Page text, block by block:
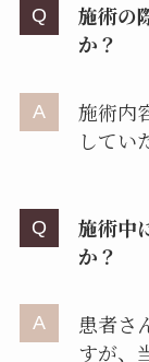
施術の
か？
施術内
してい
施術中
か？
患者さ
すが、